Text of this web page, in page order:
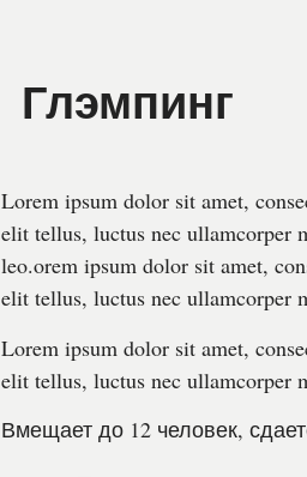
Глэмпинг
Lorem ipsum dolor sit amet,
elit tellus, luctus nec ullamcorper
leo.orem ipsum dolor sit amet,
elit tellus, luctus nec ullamcorper
Lorem ipsum dolor sit amet,
elit tellus, luctus nec ullamcorper
Вмещает до 12 человек,